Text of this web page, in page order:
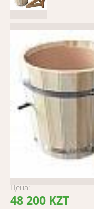
Цена:
48 200 KZT